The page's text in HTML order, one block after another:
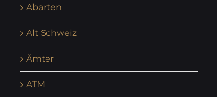
Abarten
Alt Schweiz
Ämter
ATM